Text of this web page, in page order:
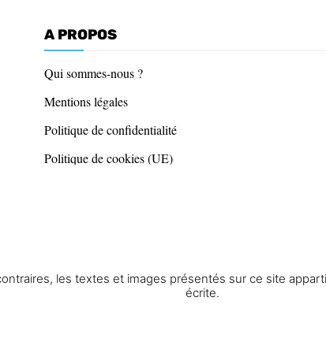
A PROPOS
Qui sommes-nous ?
Mentions légales
Politique de confidentialité
Politique de cookies (UE)
les textes et images présentés sur ce site
écrite.